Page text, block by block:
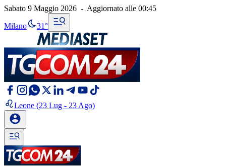
Sabato 9 Maggio 2026 - Aggiornato alle 00:45
Milano 31°
Leone (23 Lug - 23 Ago)